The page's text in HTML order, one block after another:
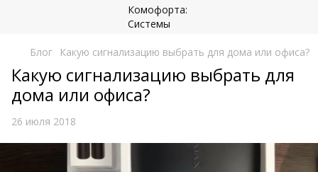
Блог Какую сигнализацию выбрать для дома или офиса?
Какую сигнализацию выбрать для
дома или офиса?
26 июля 2018